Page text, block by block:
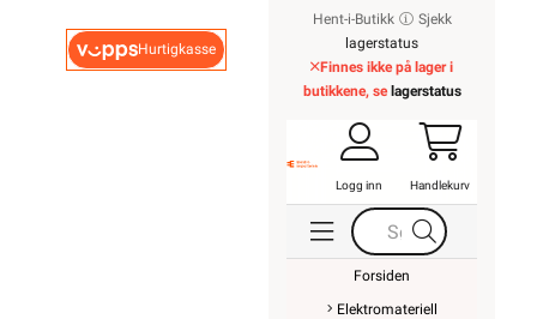
Hurtigkasse
Hent-i-Butikk
Sjekk
lagerstatus
Finnes ikke på lager i
butikkene, se lagerstatus
Logg inn Handlekurv
Forsiden
Elektromateriell